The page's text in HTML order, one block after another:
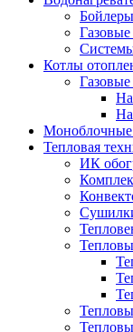
Бойлеры
Котлы
Моноблочные
Тепловая
ИК